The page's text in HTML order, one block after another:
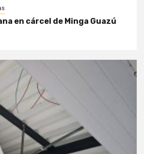
en cárcel de Minga Guazú